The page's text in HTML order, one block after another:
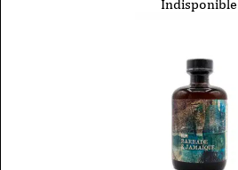
Indisponible